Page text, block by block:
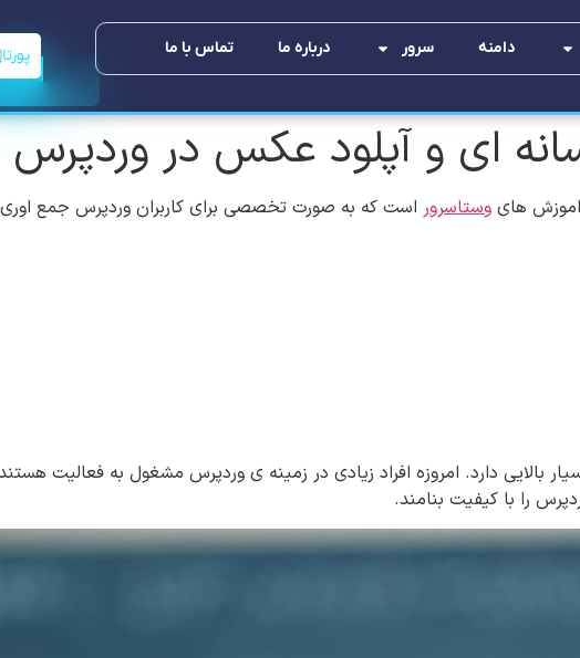
دامنه سرور درباره ما تماس با ما
ای و آپلود عکس در وردپرس
اموزش های وستاسرور است که به صورت تخصصی برای کاربران وردپرس جمع
بالایی دارد. امروزه افراد زیادی در زمینه ی وردپرس مشغول به فعالیت
را با کیفیت بنامند.